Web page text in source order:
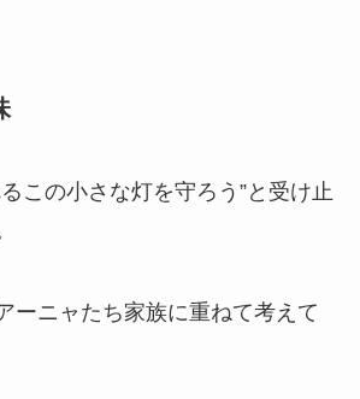
この小さな灯を守ろう”と受け止
ーニャたち家族に重ねて考えて